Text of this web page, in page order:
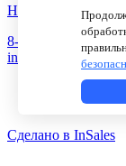
Новости О
8-800-775-18-46
info@antenna.ru
Сделано в InSales